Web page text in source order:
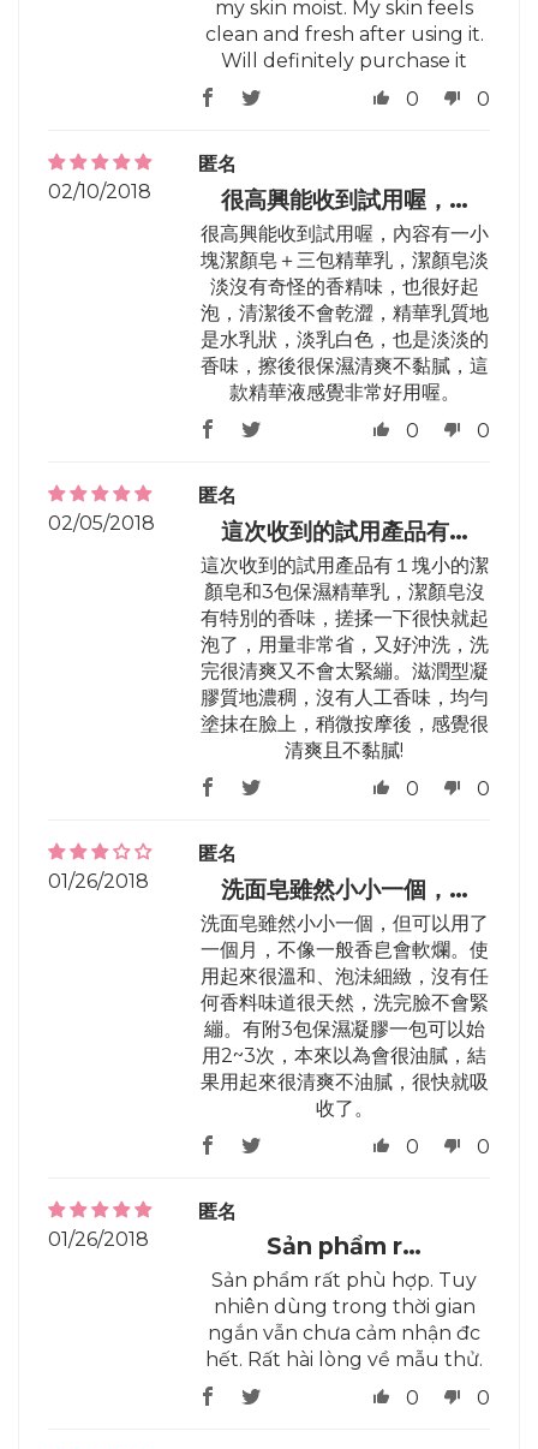
my skin moist. My skin feels
clean and fresh after using it.
Will definitely purchase it
0
0
02/10/2018
匿名
很高興能收到試用喔，…
很高興能收到試用喔，內容有一小
塊潔顏皂＋三包精華乳，潔顏皂淡
淡沒有奇怪的香精味，也很好起
泡，清潔後不會乾澀，精華乳質地
是水乳狀，淡乳白色，也是淡淡的
香味，擦後很保濕清爽不黏膩，這
款精華液感覺非常好用喔。
0
0
02/05/2018
匿名
這次收到的試用產品有…
這次收到的試用產品有１塊小的潔
顏皂和3包保濕精華乳，潔顏皂沒
有特別的香味，搓揉一下很快就起
泡了，用量非常省，又好沖洗，洗
完很清爽又不會太緊繃。滋潤型凝
膠質地濃稠，沒有人工香味，均勻
塗抹在臉上，稍微按摩後，感覺很
清爽且不黏膩!
0
0
01/26/2018
匿名
洗面皂雖然小小一個，…
洗面皂雖然小小一個，但可以用了
一個月，不像一般香皀會軟爛。使
用起來很溫和、泡沬細緻，沒有任
何香料味道很天然，洗完臉不會緊
繃。有附3包保濕凝膠一包可以始
用2~3次，本來以為會很油膩，結
果用起來很清爽不油膩，很快就吸
收了。
0
0
01/26/2018
匿名
Sản phẩm r…
Sản phẩm rất phù hợp. Tuy
nhiên dùng trong thời gian
ngắn vẫn chưa cảm nhận đc
hết. Rất hài lòng về mẫu thử.
0
0